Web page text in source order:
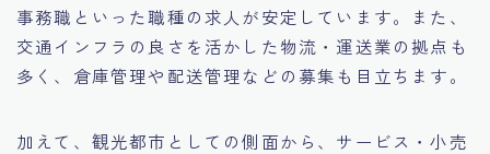
事務職といった職種の求人が安定しています。また、
交通インフラの良さを活かした物流・運送業の拠点も
多く、倉庫管理や配送管理などの募集も目立ちます。
加えて、観光都市としての側面から、サービス・小売